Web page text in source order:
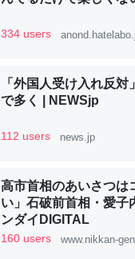
─ニュース :: 【研究発表】
論文では「淡水はカル
は」とあって面白い。
334 users
「外国人受け入れ反
で多く | NEWSjp
112 users news.jp
高市首相のあいさつ
い」石破前首相・愛子
ンダイDIGITAL
160 users www.nikkan-